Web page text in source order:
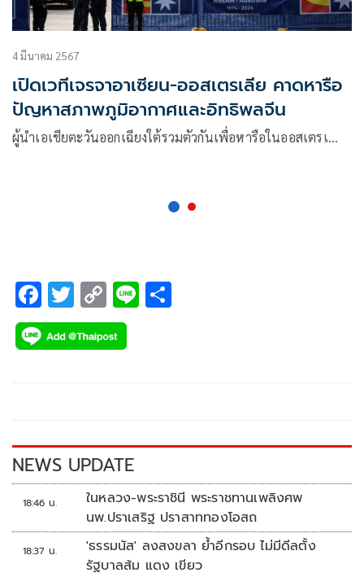
4 มีนาคม 2567
เปิดเวทีเจรจาอาเซียน-ออสเตรเลีย คาดหารือ
ปัญหาสภาพภูมิอากาศและอิทธิพลจีน
ผู้นำเอเชียตะวันออกเฉียงใต้รวมตัวกันเพื่อหารือในออสเตรเ…
F
ac
e
k
T
wi
tt
C
o
p
k
Li
NEWS UPDATE
18:46 น.
ในหลวง-พระราชินี พระราชทานเพลิงศพ
นพ.ปราเสริฐ ปราสาททองโอสถ
18:37 น.
'ธรรมนัส' ลงสงขลา ย้ำอีกรอบ ไม่มีดีลตั้ง
รัฐบาลส้ม แดง เขียว